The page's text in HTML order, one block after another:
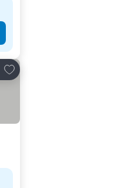
Adicionar aos favoritos